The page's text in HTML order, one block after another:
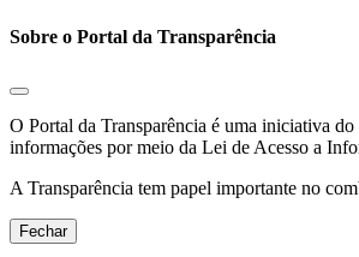
Sobre o Portal da Transparência
O Portal da Transparência é uma iniciativa
informações por meio da Lei de Acesso a
A Transparência tem papel importante no
Fechar